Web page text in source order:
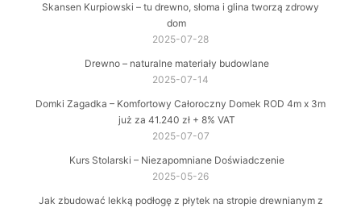
Skansen Kurpiowski – tu drewno, słoma i glina tworzą zdrowy
dom
2025-07-28
Drewno – naturalne materiały budowlane
2025-07-14
Domki Zagadka – Komfortowy Całoroczny Domek ROD 4m x 3m
już za 41.240 zł + 8% VAT
2025-07-07
Kurs Stolarski – Niezapomniane Doświadczenie
2025-05-26
Jak zbudować lekką podłogę z płytek na stropie drewnianym z